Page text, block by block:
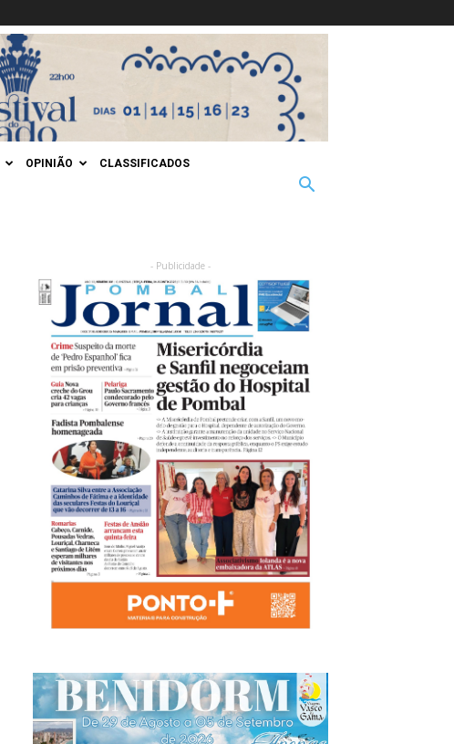
OPINIÃO CLASSIFICADOS
- Publicidade -